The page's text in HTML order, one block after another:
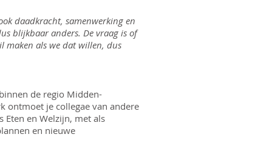
daadkracht, samenwerking en
blijkbaar anders. De vraag is of
maken als we dat willen, dus
de regio Midden-
ontmoet je collegae van andere
Eten en Welzijn, met als
en nieuwe